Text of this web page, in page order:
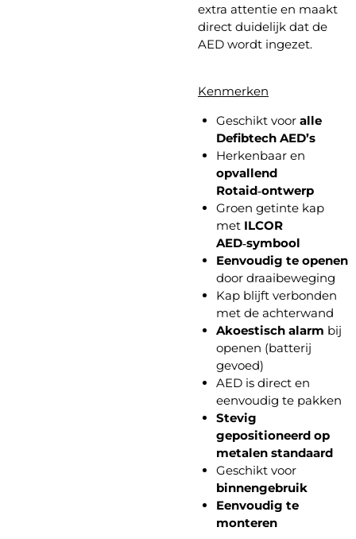
extra attentie en maakt
direct duidelijk dat de
AED wordt ingezet.
Kenmerken
Geschikt voor alle
Defibtech AED’s
Herkenbaar en
opvallend
Rotaid‑ontwerp
Groen getinte kap
met ILCOR
AED‑symbool
Eenvoudig te openen
door draaibeweging
Kap blijft verbonden
met de achterwand
Akoestisch alarm bij
openen (batterij
gevoed)
AED is direct en
eenvoudig te pakken
Stevig
gepositioneerd op
metalen standaard
Geschikt voor
binnengebruik
Eenvoudig te
monteren